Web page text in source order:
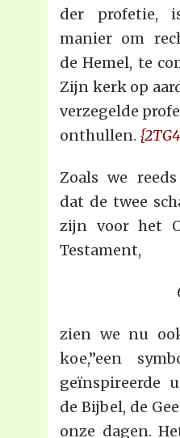
der profetie,
manier om
de Hemel, te
Zijn kerk op
verzegelde
onthullen.
Zoals we
dat de twee
zijn voor het
Testament,
zien we nu
koe,”een
geïnspireerde
de Bijbel, de
onze dagen.